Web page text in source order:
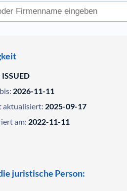
ISSUED
2026-11-11
aktualisiert: 2025-09-17
am: 2022-11-11
juristische Person: